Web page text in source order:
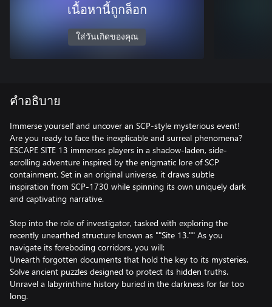
เนื้อหานี้ถูกล็อก
ใส่วันเกิดของคุณ
คำอธิบาย
Immerse yourself and uncover an SCP-style mysterious event!
Are you ready to face the inexplicable and surreal phenomena?
ESCAPE SITE 13 immerses players in a shadow-laden, side-
scrolling adventure inspired by the enigmatic lore of SCP
containment. Set in an original universe, it draws subtle
inspiration from SCP-1730 while spinning its own uniquely dark
and captivating narrative.
Step into the role of investigator, tasked with exploring the
recently unearthed structure known as ""Site 13."" As you
navigate its foreboding corridors, you will:
Unearth forgotten documents that hold the key to its mysteries.
Solve ancient puzzles designed to protect its hidden truths.
Unravel a labyrinthine history buried in the darkness for far too
long.